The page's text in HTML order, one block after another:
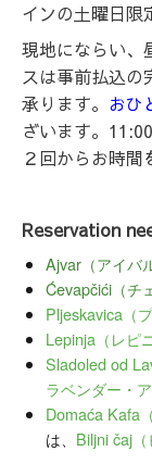
インの土曜日限
現地にならい、
スは事前払込の
承ります。 おひ
ざいます。
２回からお時間
Reservation
Ajvar（アイバ
Ćevapčići（チ
Pljeskavica（
Lepinja（レピ
Sladoled od
ラベンダー・
Domaća Kafa
は、 Biljni čaj